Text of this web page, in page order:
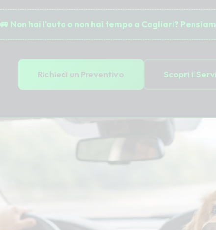
🚐 Non hai l'auto o non hai tempo a Cagliari?
Richiedi un Preventivo Scopri il